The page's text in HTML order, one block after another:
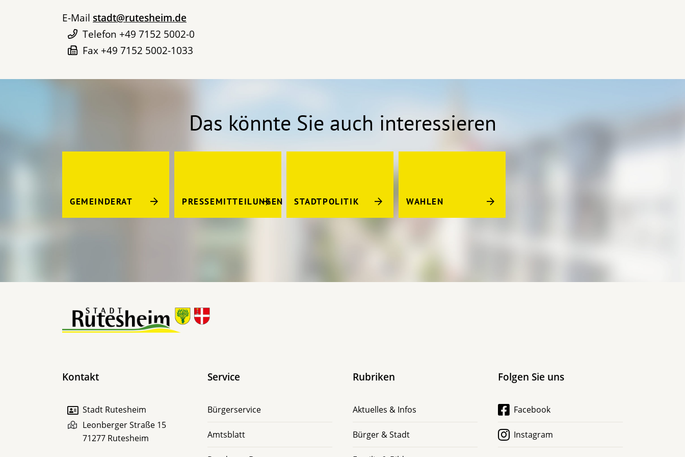
E-Mail stadt@rutesheim.de
Telefon +49 7152 5002-0
Fax +49 7152 5002-1033
Das könnte Sie auch interessieren
GEMEINDERAT PRESSEMITTEILUNGEN STADTPOLITIK WAHLEN
Kontakt
Stadt Rutesheim
Leonberger Straße 15
71277 Rutesheim
Service
Bürgerservice
Amtsblatt
Rubriken
Aktuelles & Infos
Bürger & Stadt
Folgen Sie uns
Facebook
Instagram